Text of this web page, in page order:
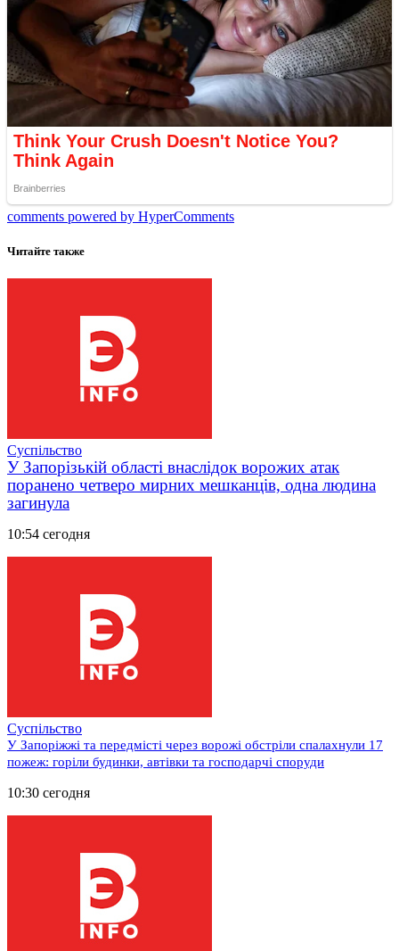
comments powered by HyperComments
Читайте также
Суспільство
У Запорізькій області внаслідок ворожих атак
поранено четверо мирних мешканців, одна людина
загинула
10:54 сегодня
Суспільство
У Запоріжжі та передмісті через ворожі обстріли спалахнули 17
пожеж: горіли будинки, автівки та господарчі споруди
10:30 сегодня